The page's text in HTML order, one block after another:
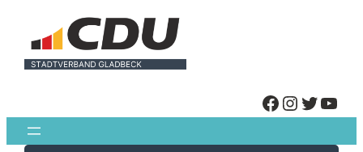
Inhalt
springen
FACEBOOK INSTAGRAM TWITTER YOUTUBE